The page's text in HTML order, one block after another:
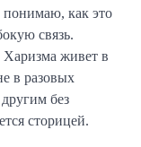
понимаю, как это
связь.
Харизма живет в
в разовых
без
сторицей.